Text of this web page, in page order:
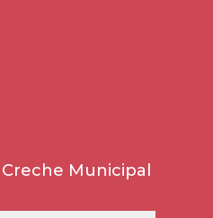
Creche Municipal